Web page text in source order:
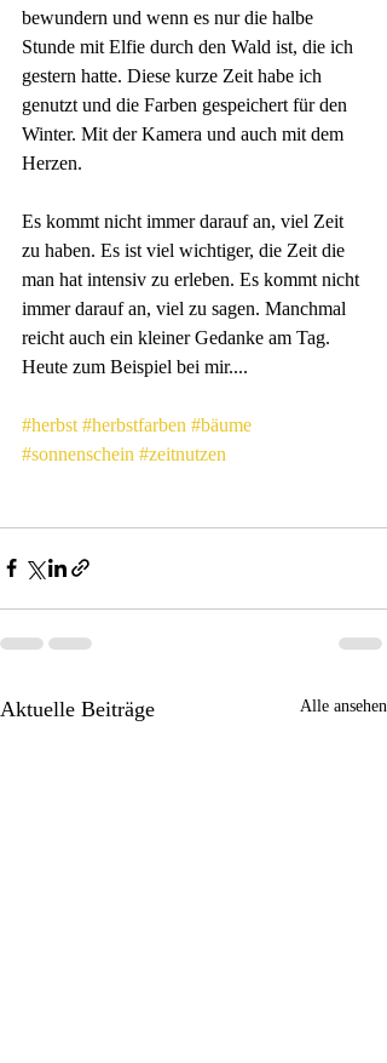
bewundern und wenn es nur die halbe
Stunde mit Elfie durch den Wald ist, die ich
gestern hatte. Diese kurze Zeit habe ich
genutzt und die Farben gespeichert für den
Winter. Mit der Kamera und auch mit dem
Herzen.
Es kommt nicht immer darauf an, viel Zeit
zu haben. Es ist viel wichtiger, die Zeit die
man hat intensiv zu erleben. Es kommt nicht
immer darauf an, viel zu sagen. Manchmal
reicht auch ein kleiner Gedanke am Tag.
Heute zum Beispiel bei mir....
#herbst #herbstfarben #bäume
#sonnenschein #zeitnutzen
Aktuelle Beiträge Alle ansehen